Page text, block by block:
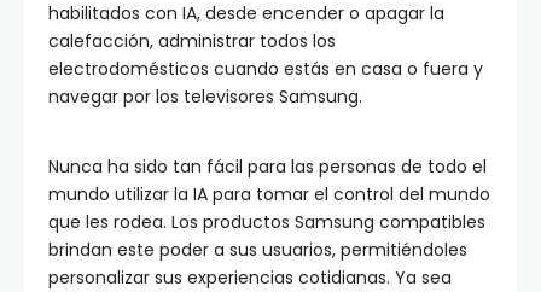
habilitados con IA, desde encender o apagar la
calefacción, administrar todos los
electrodomésticos cuando estás en casa o fuera y
navegar por los televisores Samsung.
Nunca ha sido tan fácil para las personas de todo el
mundo utilizar la IA para tomar el control del mundo
que les rodea. Los productos Samsung compatibles
brindan este poder a sus usuarios, permitiéndoles
personalizar sus experiencias cotidianas. Ya sea